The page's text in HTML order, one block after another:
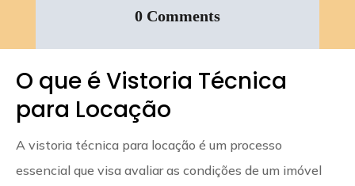
0 Comments
O que é Vistoria Técnica
para Locação
A vistoria técnica para locação é um processo
essencial que visa avaliar as condições de um imóvel